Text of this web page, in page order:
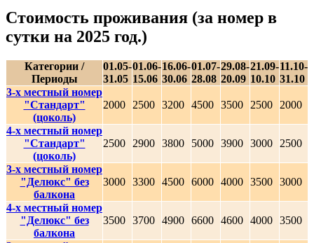
Стоимость проживания (за номер в
сутки на 2025 год.)
Категории /
Периоды
01.05-
31.05
01.06-
15.06
16.06-
30.06
01.07-
28.08
29.08-
20.09
21.09-
10.10
11.10-
31.10
3-х местный номер
"Стандарт"
(цоколь)
2000 2500 3200 4500 3500 2500 2000
4-х местный номер
"Стандарт"
(цоколь)
2500 2900 3800 5000 3900 3000 2500
3-х местный номер
"Делюкс" без
балкона
3000 3300 4500 6000 4000 3500 3000
4-х местный номер
"Делюкс" без
балкона
3500 3700 4900 6600 4600 4000 3500